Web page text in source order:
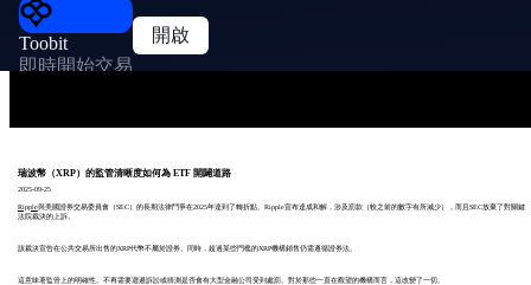
Toobit
即時開始交易
開啟
瑞波幣（XRP）的監管清晰度如何為 ETF 開闢道路
2025-09-25
Ripple與美國證券交易委員會（SEC）的長期法律鬥爭在2025年達到了轉折點。Ripple宣布達成和解，涉及罰款（較之前的數字有所減少），而且SEC放棄了對關鍵
法院裁決的上訴。
該裁決宣告在公共交易所出售的XRP代幣不屬於證券。同時，超過某些門檻的XRP機構銷售仍需遵循證券法。
這意味著監管上的明確性。不再需要迴避訴訟或猜測是否會有大型金融公司受到處罰。對於那些一直在觀望的機構而言，這改變了一切。